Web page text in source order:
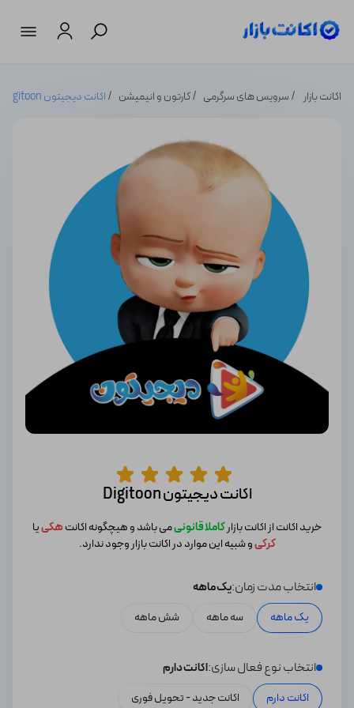
اکانت بازار سرویس های سرگرمی کارتون و انیمیشن اکانت دیجیتون Digitoon
اکانت دیجیتون Digitoon
خرید اکانت از اکانت بازارکاملا قانونیمی باشد و هیچگونه اکانتهکییا
کرکیو شبیه این موارد در اکانت بازار وجود ندارد.
انتخاب مدت زمان:یک ماهه
یک ماهه
سه ماهه شش ماهه
انتخاب نوع فعال سازی:اکانت دارم
اکانت دارم
اکانت جدید - تحویل فوری